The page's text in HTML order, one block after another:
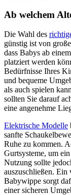
Ab welchem
Die Wahl des
günstig ist von
dass Babys ab
platziert werden
Bedürfnisse Ihres
und bequeme
als auch spielen
sollten Sie darauf
eine angenehme
Elektrische Modelle
sanfte
Ruhe zu kommen.
Gurtsysteme, um
Nutzung sollte
auszuschließen. Ein
Babywippe sorgt
einer sicheren